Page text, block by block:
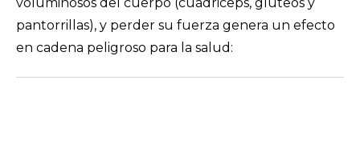
pantorrillas), y perder su fuerza genera un efecto
en cadena peligroso para la salud: